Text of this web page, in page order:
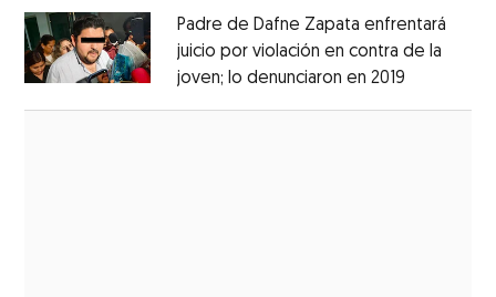
Padre de Dafne Zapata enfrentará
juicio por violación en contra de la
joven; lo denunciaron en 2019